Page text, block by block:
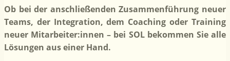
Ob bei der anschließenden Zusammenführung neuer
Teams, der Integration, dem Coaching oder Training
neuer Mitarbeiter:innen – bei SOL bekommen Sie alle
Lösungen aus einer Hand.